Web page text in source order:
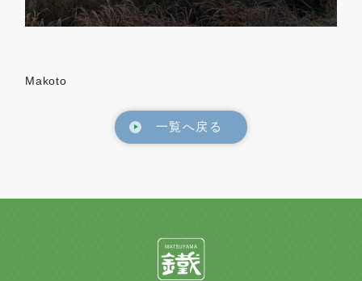
Makoto
一覧へ戻る